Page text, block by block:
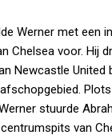
Werner met een
Chelsea voor. Hij
Newcastle United
stuurde
van